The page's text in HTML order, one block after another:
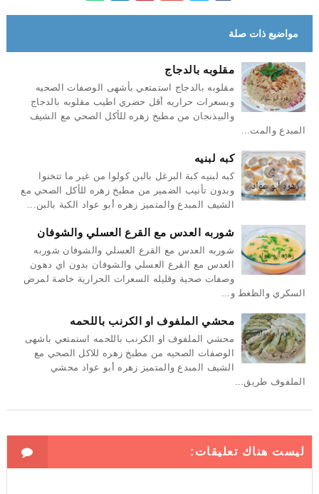
مواضيع ذات صلة
مقلوبه بالدجاج
مقلوبه بالدجاج استمتعي بأشهى الوصفات الصحيه
وبسعرات حراريه أقل حضري اطيب مقلوبه بالدجاج
والبيذنجان من مطبخ زهره للأكل الصحي مع الشيف
المبدع والمت...
كبه لبنيه
كبه لبنيه كبة البرغل بالبن كولوا من غير ما تتخنوا
وبدون تأنيب الضمير من مطبخ زهره للأكل الصحي مع
الشيف المبدع والمتميز زهره أبو عواد الكبة بالبن...
شوربه العدس مع القرع العسلي والشوفان
شوربه العدس مع القرع العسلي والشوفان شوربه
العدس مع القرع العسلي والشوفان بدون اي دهون
وصفات صحية وقليله السعرات الحرارية خاصة لمرض
السكري والظغط و...
محشي الملفوف او الكرنب باللحمه
محشي الملفوف او الكرنب باللحمه استمتعي باشهى
الوصفات الصحيه من مطبخ زهره للاكل الصحي مع
الشيف المبدع والمتميز زهره أبو عواد محشي
الملفوف طريق...
ليست هناك تعليقات: